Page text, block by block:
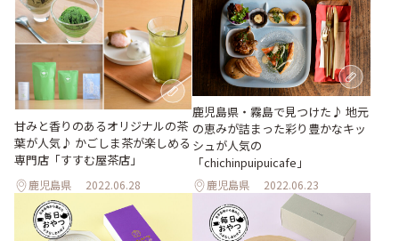
甘みと香りのあるオリジナルの茶
葉が人気♪ かごしま茶が楽しめる
専門店「すすむ屋茶店」
鹿児島県 2022.06.28
鹿児島県・霧島で見つけた♪ 地元
の恵みが詰まった彩り豊かなキッ
シュが人気の
「chichinpuipuicafe」
鹿児島県 2022.06.23